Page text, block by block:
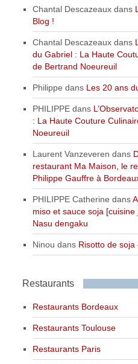
Chantal Descazeaux dans
Blog !
Chantal Descazeaux dans
du Gabriel : La Haute
de Bertrand Noeureuil
Philippe dans Les 20 ans
PHILIPPE dans
: La Haute Couture
Noeureuil
Laurent Vanzeveren dans
restaurant Ma Maison, le
Philippe Gauffre à
PHILIPPE Catherine dans
miso et sauce soja [cuisine
Nasu dengaku
Ninou dans Risotto de
Restaurants
Restaurants Bordeaux
Restaurants Toulouse
Restaurants Paris